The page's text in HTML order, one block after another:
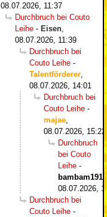
08.07.2026, 11:37
Durchbruch bei Couto
Leihe - Eisen
08.07.2026, 11:39
Durchbruch bei
Couto Leihe -
Talentförderer
08.07.2026, 14:01
Durchbruch bei
Couto Leihe -
majae
08.07.2026, 15:22
Durchbruch
bei Couto
Leihe -
08.07.2026,
Durchbruch bei
Couto Leihe -